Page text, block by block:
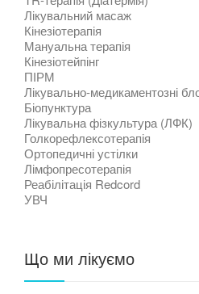
Лікувальний масаж
Кінезіотерапія
Мануальна терапія
Кінезіотейпінг
ПІРМ
Лікувально-медикаментозні
Біопунктура
Лікувальна фізкультура (ЛФК)
Голкорефлексотерапія
Ортопедичні устілки
Лімфопресотерапія
Реабілітація Redcord
УВЧ
Що ми лікуємо